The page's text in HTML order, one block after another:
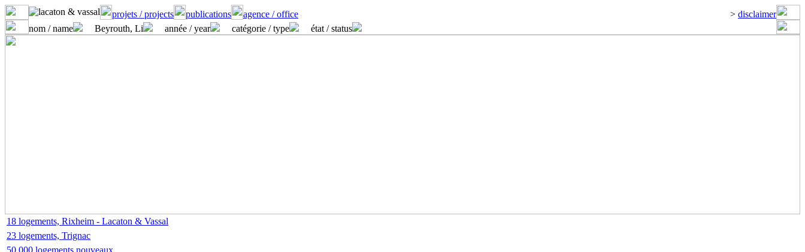
projets / projects publications agence / office > disclaimer
nom / name
Beyrouth, Li année / year catégorie / type état / status
18 logements, Rixheim - Lacaton & Vassal
23 logements, Trignac
50 000 logements nouveaux